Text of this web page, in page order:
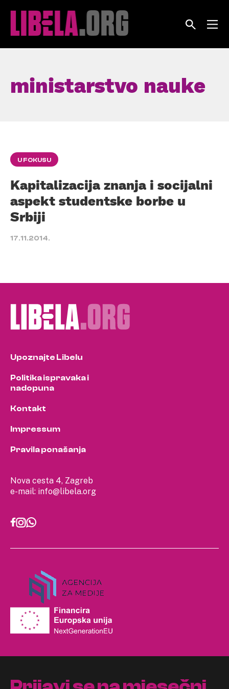
ministarstvo nauke
U FOKUSU
Kapitalizacija znanja i socijalni
aspekt studentske borbe u
Srbiji
17.11.2014.
Nova cesta 4, Zagreb
e-mail: info@libela.org
Upoznajte Libelu
Politika ispravaka i
nadopuna
Kontakt
Impressum
Pravila ponašanja